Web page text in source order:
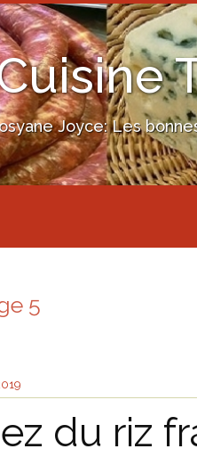
Joyce: Les
5
du riz